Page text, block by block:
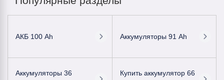
АКБ 100 Ah Аккумуляторы 91 Ah
Аккумуляторы 36
Купить аккумулятор 66